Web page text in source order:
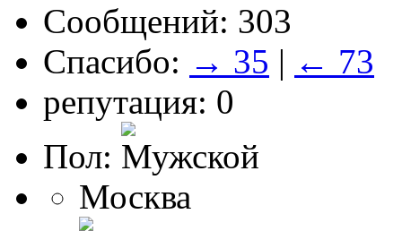
Сообщений: 303
Спасибо: → 35 | ← 73
репутация: 0
Пол:
Москва